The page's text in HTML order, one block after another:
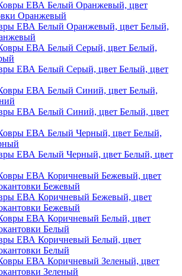
ЕВА Белый Оранжевый, цвет Белый,
ЕВА Белый Серый, цвет Белый, цвет
ЕВА Белый Синий, цвет Белый, цвет
ЕВА Белый Черный, цвет Белый, цвет
ЕВА Коричневый Бежевый, цвет
Бежевый
ЕВА Коричневый Белый, цвет
Белый